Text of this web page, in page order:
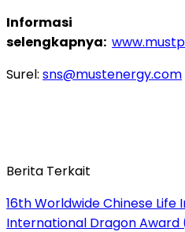
Informasi
selengkapnya:
Surel: sns@mustenergy.com
Berita Terkait
16th Worldwide Chinese Life
International Dragon